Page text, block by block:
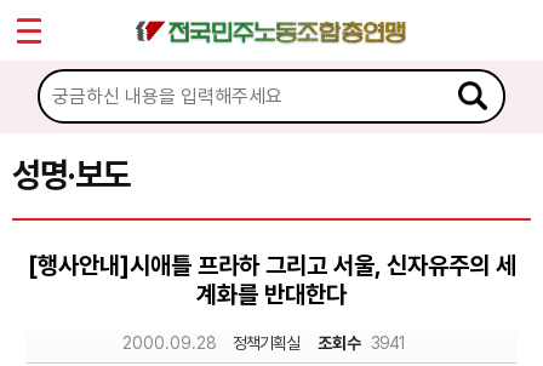
성명·보도
[행사안내]시애틀 프라하 그리고 서울, 신자유주의 세
계화를 반대한다
2000.09.28 정책기획실 조회수 3941
마이페이지
소개
소식
공지사항
성명·보도
Sketchbook5, 스케치북5
Sketchbook5, 스케치북5